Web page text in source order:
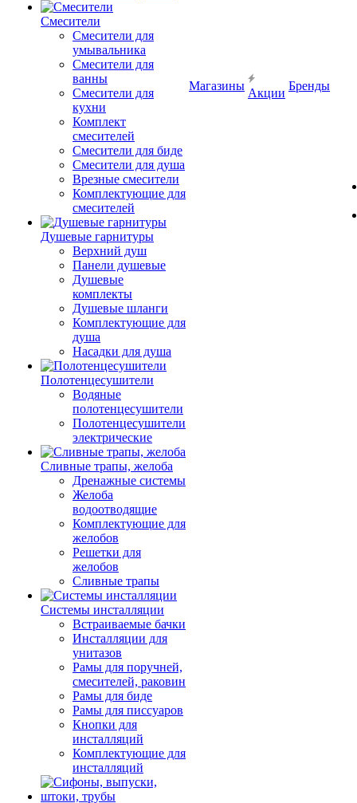
Смесители
Смесители для
умывальника
Смесители для
ванны
Смесители для
кухни
Комплект
смесителей
Смесители для биде
Смесители для душа
Врезные смесители
Комплектующие для
смесителей
Душевые гарнитуры
Верхний душ
Панели душевые
Душевые
комплекты
Душевые шланги
Комплектующие для
душа
Насадки для душа
Полотенцесушители
Водяные
полотенцесушители
Полотенцесушители
электрические
Сливные трапы, желоба
Дренажные системы
Желоба
водоотводящие
Комплектующие для
желобов
Решетки для
желобов
Сливные трапы
Системы инсталляции
Встраиваемые бачки
Инсталляции для
унитазов
Рамы для поручней,
смесителей, раковин
Рамы для биде
Рамы для писсуаров
Кнопки для
инсталляций
Комплектующие для
инсталляций
Магазины
Акции
Бренды